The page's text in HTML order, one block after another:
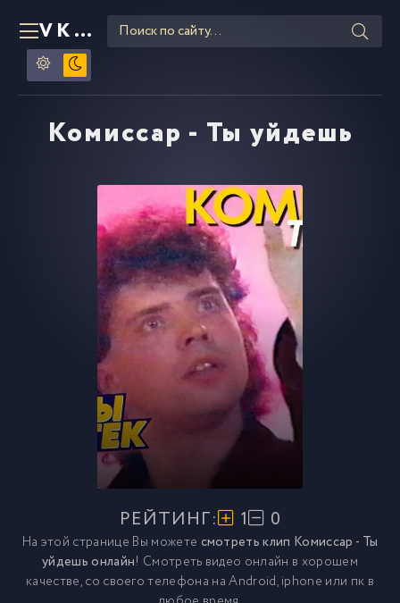
VKLIPE RU
Комиссар - Ты уйдешь
РЕЙТИНГ: 1 0
На этой странице Вы можете смотреть клип Комиссар - Ты
уйдешь онлайн! Смотреть видео онлайн в хорошем
качестве, со своего телефона на Android, iphone или пк в